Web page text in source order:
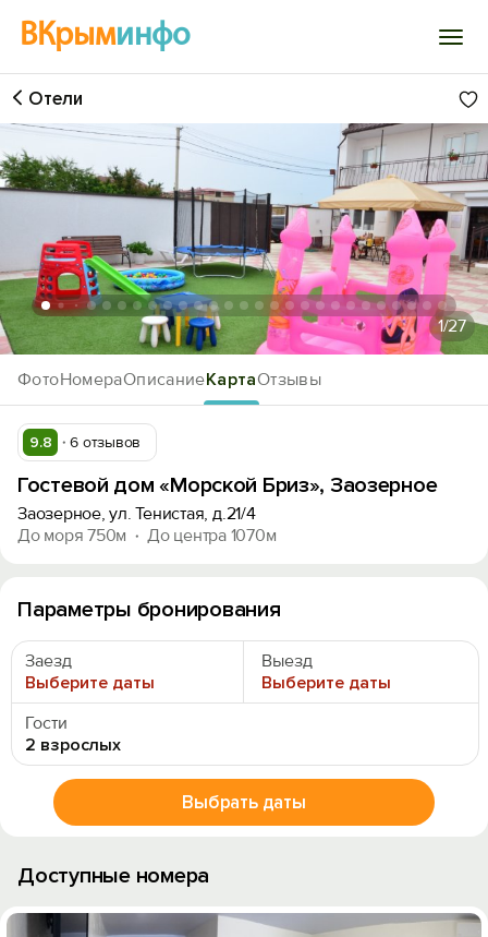
ВКрыминфо
Войти
Избранное
История просмотра
Добавить свой объект
ФотоНомераОписаниеКартаОтзывы
Отели
1/27
9.8 6 отзывов
Гостевой дом «Морской Бриз», Заозерное
Заозерное, ул. Тенистая, д.21/4
До моря 750м
До центра 1070м
Параметры бронирования
Заезд
Выберите даты
Выезд
Выберите даты
Гости
2 взрослых
Выбрать даты
Доступные номера